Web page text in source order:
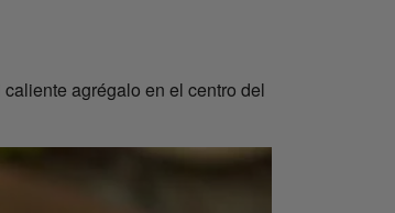
agrégalo en el centro del